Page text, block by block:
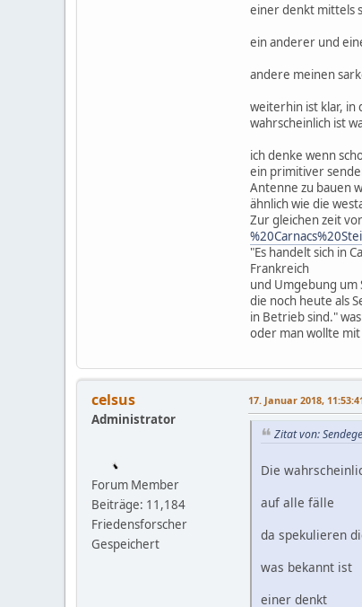
einer denkt mittels
ein anderer und
andere meinen
weiterhin ist klar, in
wahrscheinlich ist
ich denke wenn
ein primitiver
Antenne zu bauen
ähnlich wie die
Zur gleichen zeit
"Es handelt sich in
Frankreich
und Umgebung um
die noch heute als
in Betrieb sind."
oder man wollte
celsus
Administrator
Forum Member
Beiträge: 11,184
Friedensforscher
Gespeichert
17. Januar 2018,
Zitat von:
Die
auf alle fälle
da spekulieren
was bekannt ist
einer denkt